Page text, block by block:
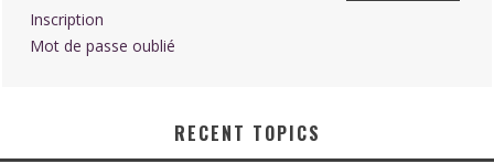
Inscription
Mot de passe oublié
RECENT TOPICS